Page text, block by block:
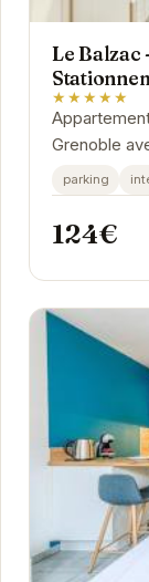
Le Balzac
★★★★★
Grenoble
parking
124€